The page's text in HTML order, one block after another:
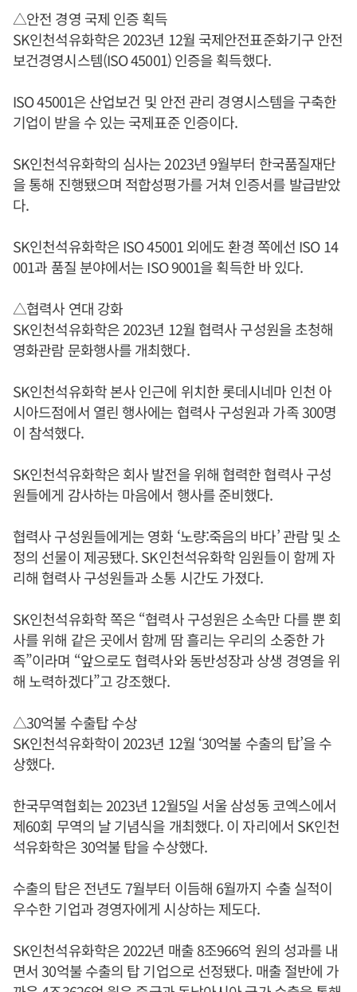
△안전 경영 국제 인증 획득
SK인천석유화학은 2023년 12월 국제안전표준화기구 안전
보건경영시스템(ISO 45001) 인증을 획득했다.
ISO 45001은 산업보건 및 안전 관리 경영시스템을 구축한
기업이 받을 수 있는 국제표준 인증이다.
SK인천석유화학의 심사는 2023년 9월부터 한국품질재단
을 통해 진행됐으며 적합성평가를 거쳐 인증서를 발급받았
다.
SK인천석유화학은 ISO 45001 외에도 환경 쪽에선 ISO 14
001과 품질 분야에서는 ISO 9001을 획득한 바 있다.
△협력사 연대 강화
SK인천석유화학은 2023년 12월 협력사 구성원을 초청해
영화관람 문화행사를 개최했다.
SK인천석유화학 본사 인근에 위치한 롯데시네마 인천 아
시아드점에서 열린 행사에는 협력사 구성원과 가족 300명
이 참석했다.
SK인천석유화학은 회사 발전을 위해 협력한 협력사 구성
원들에게 감사하는 마음에서 행사를 준비했다.
협력사 구성원들에게는 영화 ‘노량:죽음의 바다’ 관람 및 소
정의 선물이 제공됐다. SK인천석유화학 임원들이 함께 자
리해 협력사 구성원들과 소통 시간도 가졌다.
SK인천석유화학 쪽은 “협력사 구성원은 소속만 다를 뿐 회
사를 위해 같은 곳에서 함께 땀 흘리는 우리의 소중한 가
족”이라며 “앞으로도 협력사와 동반성장과 상생 경영을 위
해 노력하겠다”고 강조했다.
△30억불 수출탑 수상
SK인천석유화학이 2023년 12월 ‘30억불 수출의 탑’을 수
상했다.
한국무역협회는 2023년 12월5일 서울 삼성동 코엑스에서
제60회 무역의 날 기념식을 개최했다. 이 자리에서 SK인천
석유화학은 30억불 탑을 수상했다.
수출의 탑은 전년도 7월부터 이듬해 6월까지 수출 실적이
우수한 기업과 경영자에게 시상하는 제도다.
SK인천석유화학은 2022년 매출 8조966억 원의 성과를 내
면서 30억불 수출의 탑 기업으로 선정됐다. 매출 절반에 가